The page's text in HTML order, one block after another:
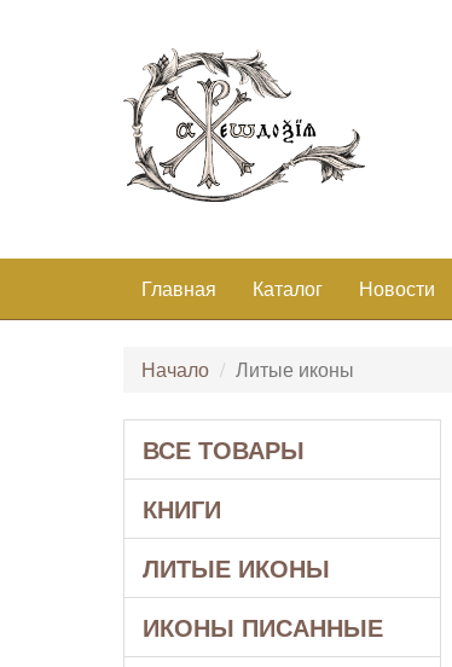
Главная Каталог Новости
Начало Литые иконы
ВСЕ ТОВАРЫ
КНИГИ
ЛИТЫЕ ИКОНЫ
ИКОНЫ ПИСАННЫЕ